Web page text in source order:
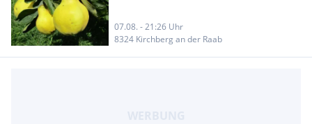
07.08. - 21:26 Uhr
8324 Kirchberg an der Raab